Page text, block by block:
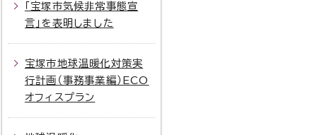
「宝塚市気候非常事態宣
言」を表明しました
宝塚市地球温暖化対策実
行計画（事務事業編）ECO
オフィスプラン